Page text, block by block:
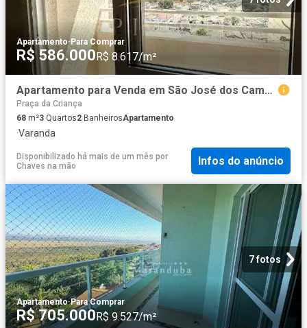
Apartamento·Para Comprar
R$ 586.000R$ 8.617/m²
Apartamento para Venda em São José dos Campos/SP Jardim América 3 Quartos
Praça da Criança
68 m²3 Quartos2 BanheirosApartamento
·Varanda
Disponibilizado há mais de um mês por
Chaves na mão
Infos do anúncio
7 fotos
Apartamento·Para Comprar
R$ 705.000 R$ 9.527/m²